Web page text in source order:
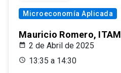
Microeconomía Aplicada
Mauricio Romero, ITAM
2 de Abril de 2025
13:35 a 14:30